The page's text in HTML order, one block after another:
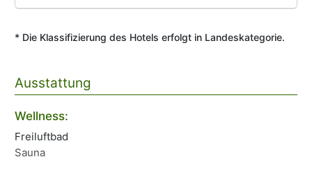
* Die Klassifizierung des Hotels erfolgt in Landeskategorie.
Ausstattung
Wellness:
Freiluftbad
Sauna